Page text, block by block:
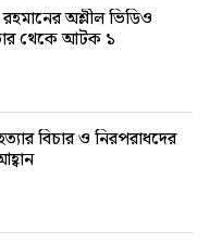
অশ্লীল ভিডিও
থেকে আটক ১
ও নিরপরাধদের